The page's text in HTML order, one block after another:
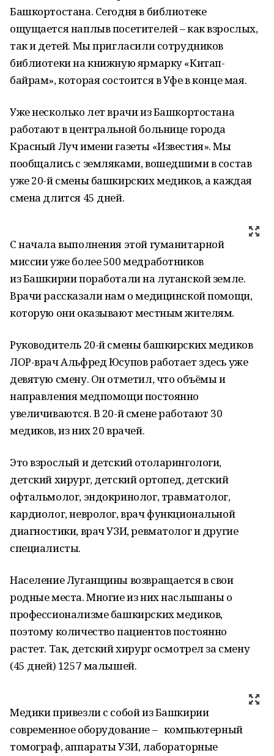
Башкортостана. Сегодня в библиотеке
ощущается наплыв посетителей – как взрослых,
так и детей. Мы пригласили сотрудников
библиотеки на книжную ярмарку «Китап-
байрам», которая состоится в Уфе в конце мая.
Уже несколько лет врачи из Башкортостана
работают в центральной больнице города
Красный Луч имени газеты «Известия». Мы
пообщались с земляками, вошедшими в состав
уже 20-й смены башкирских медиков, а каждая
смена длится 45 дней.
С начала выполнения этой гуманитарной
миссии уже более 500 медработников
из Башкирии поработали на луганской земле.
Врачи рассказали нам о медицинской помощи,
которую они оказывают местным жителям.
Руководитель 20-й смены башкирских медиков
ЛОР-врач Альфред Юсупов работает здесь уже
девятую смену. Он отметил, что объёмы и
направления медпомощи постоянно
увеличиваются. В 20-й смене работают 30
медиков, из них 20 врачей.
Это взрослый и детский отоларингологи,
детский хирург, детский ортопед, детский
офтальмолог, эндокринолог, травматолог,
кардиолог, невролог, врач функциональной
диагностики, врач УЗИ, ревматолог и другие
специалисты.
Население Луганщины возвращается в свои
родные места. Многие из них наслышаны о
профессионализме башкирских медиков,
поэтому количество пациентов постоянно
растет. Так, детский хирург осмотрел за смену
(45 дней) 1257 малышей.
Медики привезли с собой из Башкирии
современное оборудование – компьютерный
томограф, аппараты УЗИ, лабораторные